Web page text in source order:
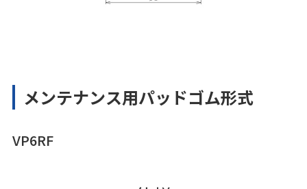
メンテナンス用パッドゴム形式
VP6RF